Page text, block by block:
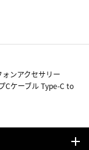
ォンアクセサリー
Cケーブル Type-C to